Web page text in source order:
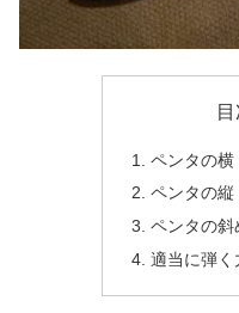
ペンタの横
ペンタの縦
ペンタの斜
適当に弾く